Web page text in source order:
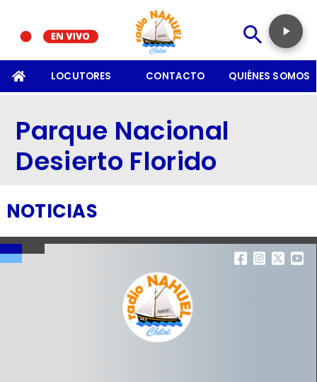
LOCUTORES CONTACTO QUIÉNES SOMOS
Parque Nacional
Desierto Florido
NOTICIAS